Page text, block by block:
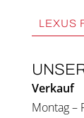
LEXUS
Ver­kauf
Mon­tag –